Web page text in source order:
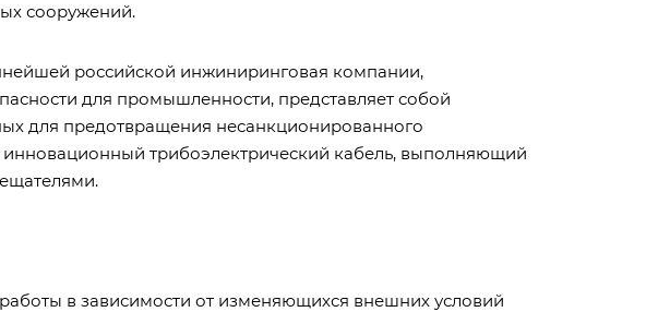
сооружений.
российской инжиниринговая компании,
для промышленности, представляет собой
для предотвращения несанкционированного
трибоэлектрический кабель, выполняющий
в зависимости от изменяющихся внешних условий